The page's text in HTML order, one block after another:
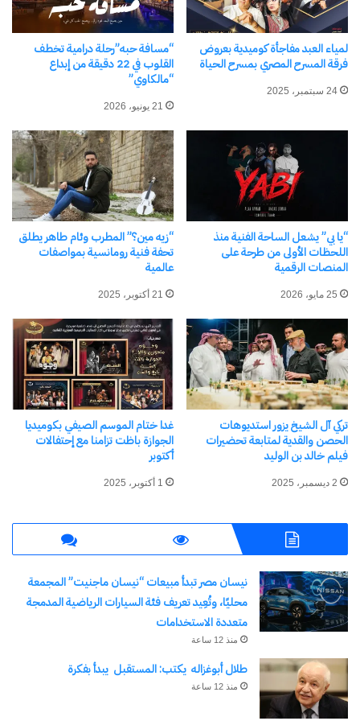
سليمان، وتحمل الفنانة سميحة أيوب الرئاسة الشرفية.
كما حظي المهرجان بدعم كامل من محافظة جنوب
سيناء برئاسة اللواء الدكتور خالد مبارك، في إطار
تعاون مؤسسي يعزز التنمية الثقافية والسياحية في
شارك هذا الموضوع:
فيس بوك
معجب بهذه:
اكتشاف المزيد من
اشترك للحصول على أحدث التدوينات المرسلة إلى بريدك
الإلكتروني.
كتابة بريدك الإلكتروني...
اشتراك
لمياء العبد مفاجأة كوميدية بعروض
فرقة المسرح المصري بمسرح الحياة
24 سبتمبر، 2025
“مسافة حبه”رحلة درامية تخطف
القلوب في 22 دقيقة من إبداع
“مالكاوي”
21 يونيو، 2026
“يا بي” يشعل الساحة الفنية منذ
اللحظات الأولى من طرحة على
المنصات الرقمية
25 مايو، 2026
“زيه مين؟” المطرب وئام طاهر يطلق
تحفة فنية رومانسية بمواصفات
عالمية
21 أكتوبر، 2025
تركي آل الشيخ يزور استديوهات
الحصن والقدية لمتابعة تحضيرات
فيلم خالد بن الوليد
2 ديسمبر، 2025
غدا ختام الموسم الصيفي بكوميديا
الجوازة باظت تزامنا مع إحتفالات
أكتوبر
1 أكتوبر، 2025
نيسان مصر تبدأ مبيعات “نيسان ماجنيت” المجمعة
محليًا، وتُعِيد تعريف فئة السيارات الرياضية المدمجة
متعددة الاستخدامات
منذ 12 ساعة
طلال أبوغزاله يكتب: المستقبل يبدأ بفكرة
منذ 12 ساعة